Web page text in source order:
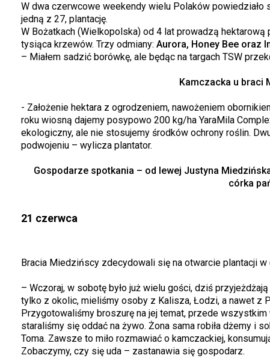
W dwa czerwcowe weekendy wielu Polaków powiedziało
jedną z 27, plantację.
W Bożatkach (Wielkopolska) od 4 lat prowadzą
tysiąca krzewów. Trzy odmiany: Aurora, Honey Bee oraz
– Miałem sadzić borówkę, ale będąc na targach TSW
Kamczacka u braci
- Założenie hektara z ogrodzeniem, nawożeniem
roku wiosną dajemy posypowo 200 kg/ha YaraMila
ekologiczny, ale nie stosujemy środków ochrony roślin.
podwojeniu – wylicza plantator.
Gospodarze spotkania – od lewej Justyna
córka
21 czerwca
Bracia Miedzińscy zdecydowali się na otwarcie plantacji w
– Wczoraj, w sobotę było już wielu gości, dziś
tylko z okolic, mieliśmy osoby z Kalisza, Łodzi, a nawet z
Przygotowaliśmy broszurę na jej temat, przede
staraliśmy się oddać na żywo. Żona sama robiła dżemy i
Toma. Zawsze to miło rozmawiać o kamczackiej,
Zobaczymy, czy się uda – zastanawia się gospodarz.